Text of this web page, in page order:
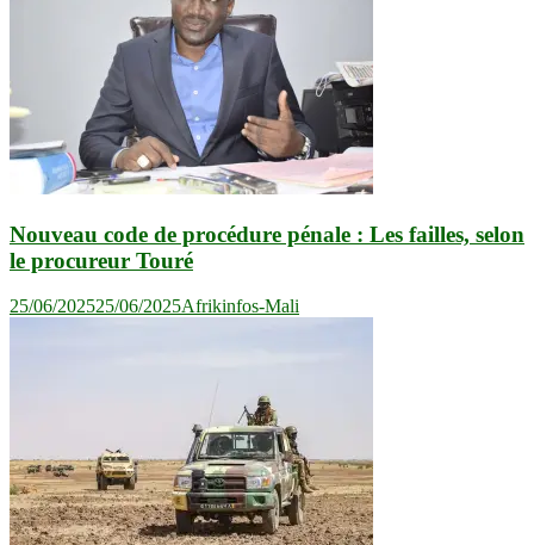
Nouveau code de procédure pénale : Les failles, selon
le procureur Touré
25/06/202525/06/2025Afrikinfos-Mali